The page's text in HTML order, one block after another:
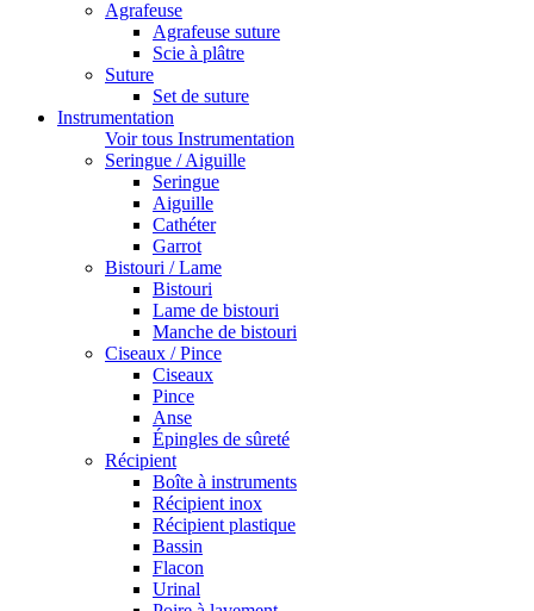
Agrafeuse
Agrafeuse suture
Scie à plâtre
Suture
Set de suture
Instrumentation
Voir tous Instrumentation
Seringue / Aiguille
Seringue
Aiguille
Cathéter
Garrot
Bistouri / Lame
Bistouri
Lame de bistouri
Manche de bistouri
Ciseaux / Pince
Ciseaux
Pince
Anse
Épingles de sûreté
Récipient
Boîte à instruments
Récipient inox
Récipient plastique
Bassin
Flacon
Urinal